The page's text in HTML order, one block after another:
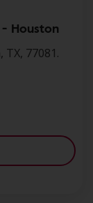
Houston
TX, 77081.